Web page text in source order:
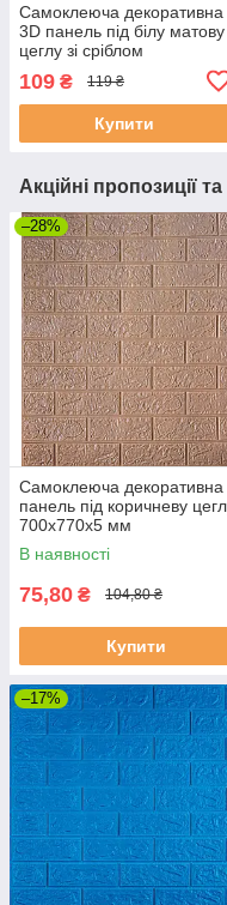
Самоклеюча декоративна
3D панель під білу матову
цеглу зі сріблом
109 ₴ 119 ₴
Купити
Акційні пропозиції
–28%
Самоклеюча декоративна
панель під коричневу
700x770x5 мм
В наявності
75,80 ₴ 104,80 ₴
Купити
–17%